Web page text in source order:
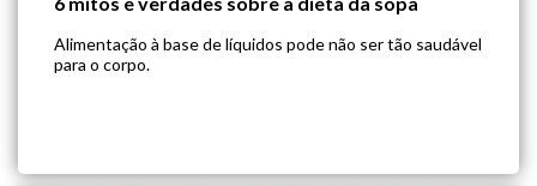
Alimentação à base de líquidos pode não ser tão saudável
para o corpo.